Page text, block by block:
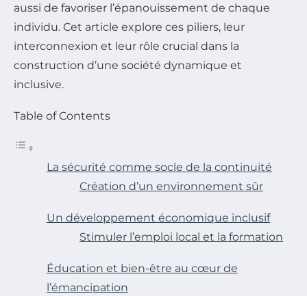
aussi de favoriser l’épanouissement de chaque
individu. Cet article explore ces piliers, leur
interconnexion et leur rôle crucial dans la
construction d’une société dynamique et
inclusive.
Table of Contents
La sécurité comme socle de la continuité
Création d’un environnement sûr
Un développement économique inclusif
Stimuler l’emploi local et la formation
Éducation et bien-être au cœur de
l’émancipation